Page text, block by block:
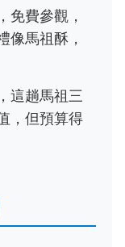
免費參觀，
像馬祖酥，
這趟馬祖三
，但預算得